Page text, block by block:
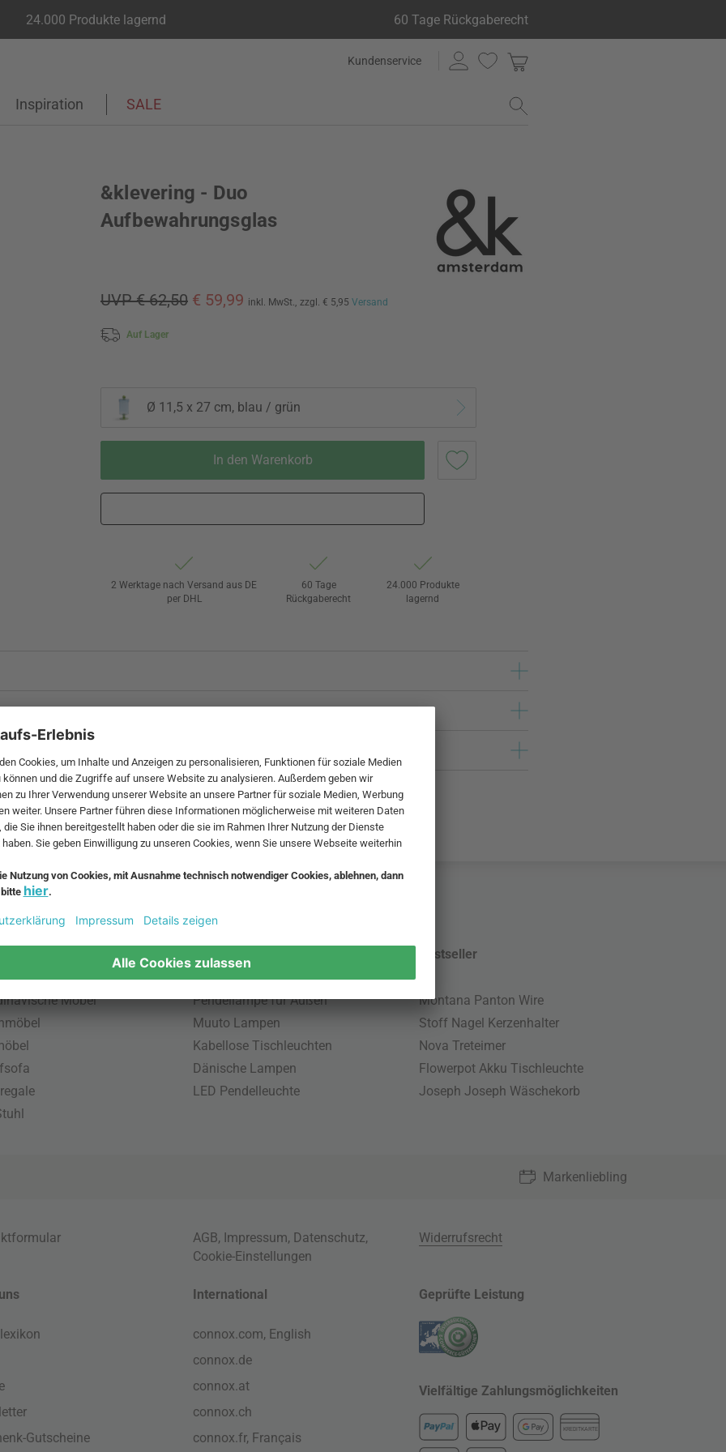
24.000 Produkte lagernd 60 Tage Rückgaberecht
Kundenservice
Inspiration SALE
&klevering - Duo
Aufbewahrungsglas
UVP € 62,50 € 59,99 inkl. MwSt., zzgl. € 5,95 Versand
Auf Lager
Ø 11,5 x 27 cm, blau / grün
In den Warenkorb
2 Werktage nach Versand aus DE
per DHL
60 Tage
Rückgaberecht
24.000 Produkte
lagernd
und zzgl.
Möbel
Beliebte Leuchten
Pendellampe für Außen
Muuto Lampen
Kabellose Tischleuchten
Dänische Lampen
LED Pendelleuchte
Bestseller
Montana Panton Wire
Stoff Nagel Kerzenhalter
Nova Treteimer
Flowerpot Akku Tischleuchte
Joseph Joseph Wäschekorb
Markenliebling
AGB, Impressum, Datenschutz,
Cookie-Einstellungen
Widerrufsrecht
Gutscheine
International
connox.com, English
connox.de
connox.at
connox.ch
connox.fr, Français
Geprüfte Leistung
Vielfältige Zahlungsmöglichkeiten
KREDITKARTE